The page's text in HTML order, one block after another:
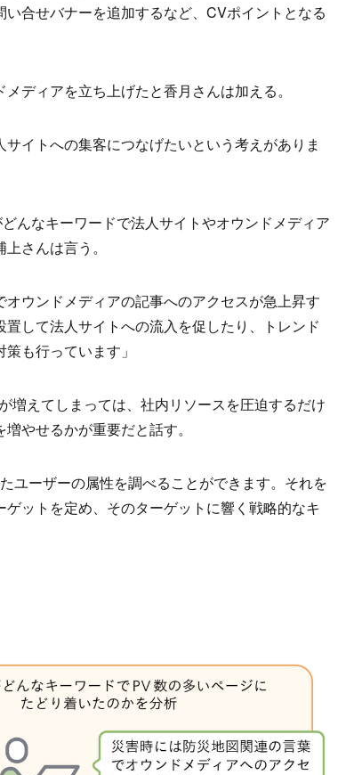
合せバナーを追加するなど、CVポイントとなる
ディアを立ち上げたと香月さんは加える。
イトへの集客につなげたいという考えがありま
んなキーワードで法人サイトやオウンドメディア
さんは言う。
ウンドメディアの記事へのアクセスが急上昇す
して法人サイトへの流入を促したり、トレンド
も行っています」
増えてしまっては、社内リソースを圧迫するだけ
やせるかが重要だと話す。
ユーザーの属性を調べることができます。それを
ットを定め、そのターゲットに響く戦略的なキ